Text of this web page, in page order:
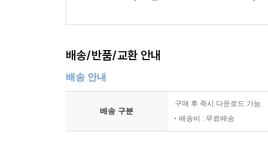
배송/반품/교환 안내
배송 안내
배송 구분
구매 후 즉시 다운로드 가능
배송비 : 무료배송